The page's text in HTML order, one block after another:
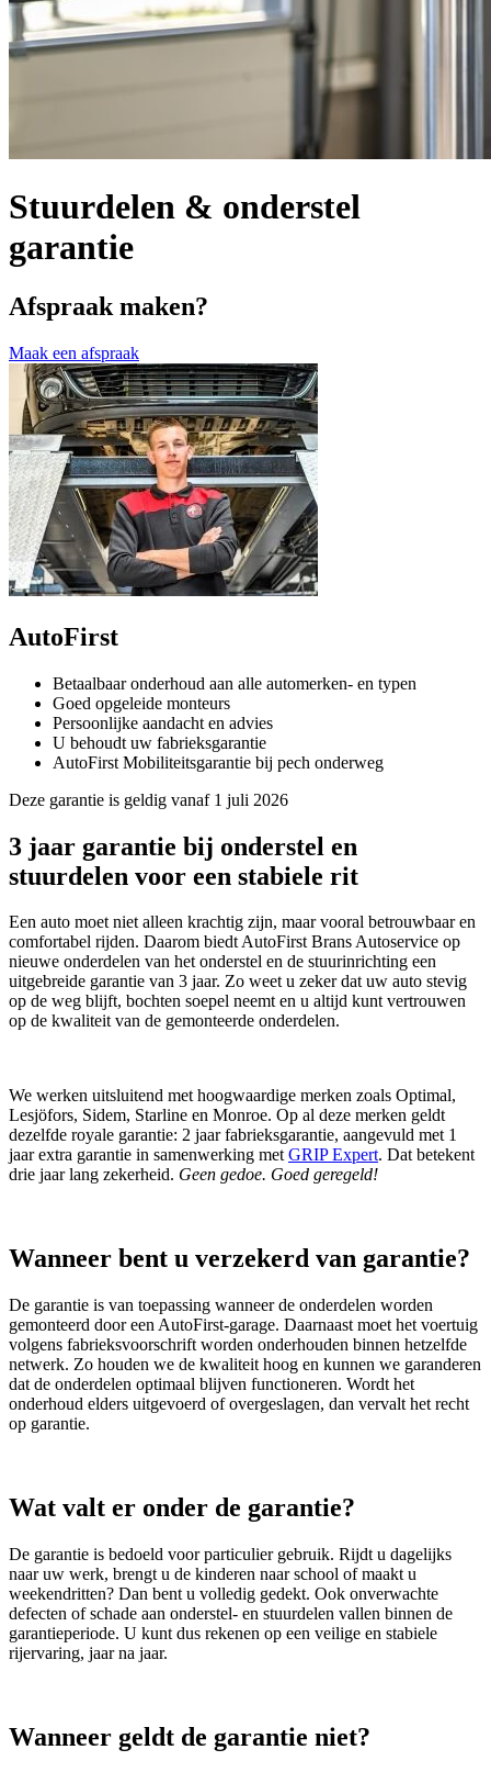
Stuurdelen & onderstel
garantie
Afspraak maken?
Maak een afspraak
AutoFirst
Betaalbaar onderhoud aan alle automerken- en typen
Goed opgeleide monteurs
Persoonlijke aandacht en advies
U behoudt uw fabrieksgarantie
AutoFirst Mobiliteitsgarantie bij pech onderweg
Deze garantie is geldig vanaf 1 juli 2026
3 jaar garantie bij onderstel en
stuurdelen voor een stabiele rit
Een auto moet niet alleen krachtig zijn, maar vooral betrouwbaar en
comfortabel rijden. Daarom biedt AutoFirst Brans Autoservice op
nieuwe onderdelen van het onderstel en de stuurinrichting een
uitgebreide garantie van 3 jaar. Zo weet u zeker dat uw auto stevig
op de weg blijft, bochten soepel neemt en u altijd kunt vertrouwen
op de kwaliteit van de gemonteerde onderdelen.
We werken uitsluitend met hoogwaardige merken zoals Optimal,
Lesjöfors, Sidem, Starline en Monroe. Op al deze merken geldt
dezelfde royale garantie: 2 jaar fabrieksgarantie, aangevuld met 1
jaar extra garantie in samenwerking metGRIP Expert. Dat betekent
drie jaar lang zekerheid. Geen gedoe. Goed geregeld!
Wanneer bent u verzekerd van garantie?
De garantie is van toepassing wanneer de onderdelen worden
gemonteerd door een AutoFirst‑garage. Daarnaast moet het voertuig
volgens fabrieksvoorschrift worden onderhouden binnen hetzelfde
netwerk. Zo houden we de kwaliteit hoog en kunnen we garanderen
dat de onderdelen optimaal blijven functioneren. Wordt het
onderhoud elders uitgevoerd of overgeslagen, dan vervalt het recht
op garantie.
Wat valt er onder de garantie?
De garantie is bedoeld voor particulier gebruik. Rijdt u dagelijks
naar uw werk, brengt u de kinderen naar school of maakt u
weekendritten? Dan bent u volledig gedekt. Ook onverwachte
defecten of schade aan onderstel- en stuurdelen vallen binnen de
garantieperiode. U kunt dus rekenen op een veilige en stabiele
rijervaring, jaar na jaar.
Wanneer geldt de garantie niet?